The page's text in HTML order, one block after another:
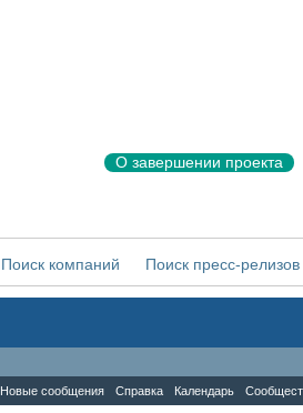
О завершении проекта
Поиск компаний Поиск пресс-релизов
Новые сообщения Справка Календарь